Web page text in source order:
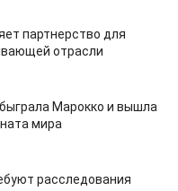
партнерство для
отрасли
Марокко и вышла
мира
расследования